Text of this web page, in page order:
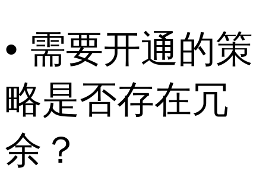
• 需要开通的策
略是否存在冗
余？